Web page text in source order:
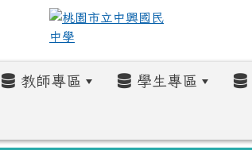
教師專區 學生專區